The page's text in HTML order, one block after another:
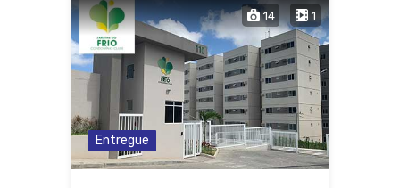
14 1
Entregue